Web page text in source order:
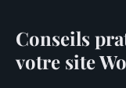
Conseils
votre site